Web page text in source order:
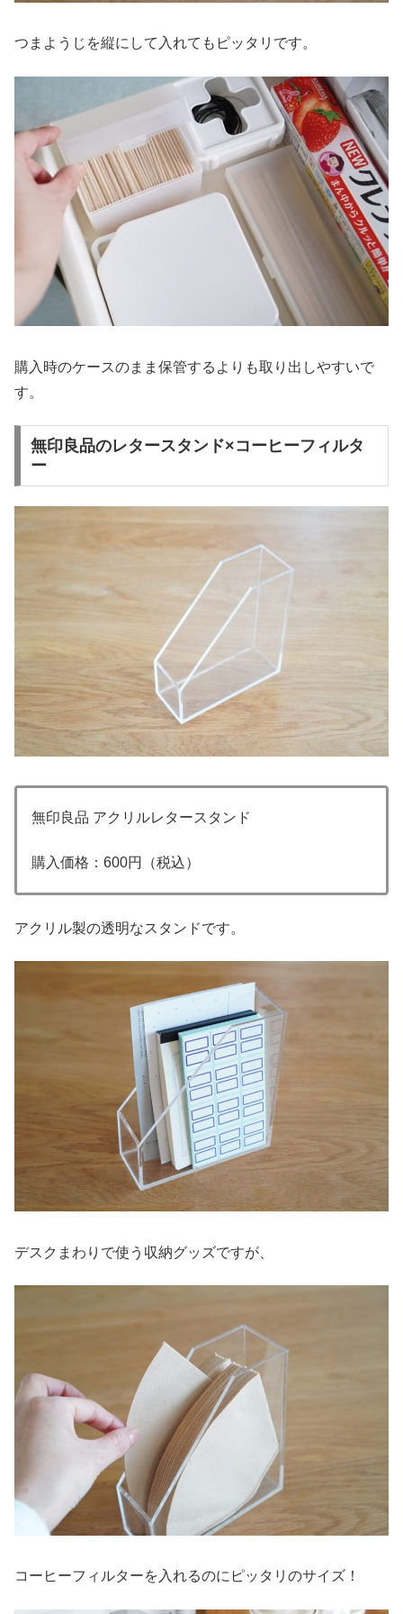
つまようじを縦にして入れてもピッタリです。
購入時のケースのまま保管するよりも取り出しやすいで
す。
無印良品のレタースタンド×コーヒーフィルタ
ー
無印良品 アクリルレタースタンド
購入価格：600円（税込）
アクリル製の透明なスタンドです。
デスクまわりで使う収納グッズですが、
コーヒーフィルターを入れるのにピッタリのサイズ！